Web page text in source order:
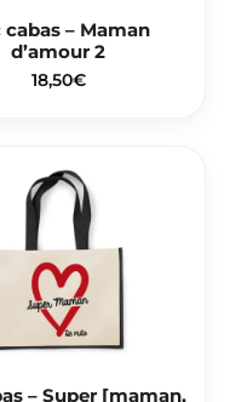
cabas – Maman
d’amour 2
18,50€
– Super [maman,